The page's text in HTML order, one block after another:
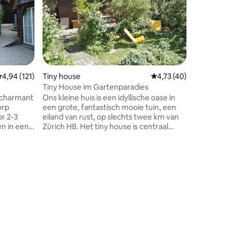
beoordeling van 4,94 uit 5, 121 recensies
4,94 (121)
2-3
in een
Tiny house Gemiddelde
4,73 (40)
Tiny House im Gartenparadies
Ons kleine huis is een idyllische oase in
een grote, fantastisch mooie tuin, een
eiland van rust, op slechts twee km van
Zürich HB. Het tiny house is centraal